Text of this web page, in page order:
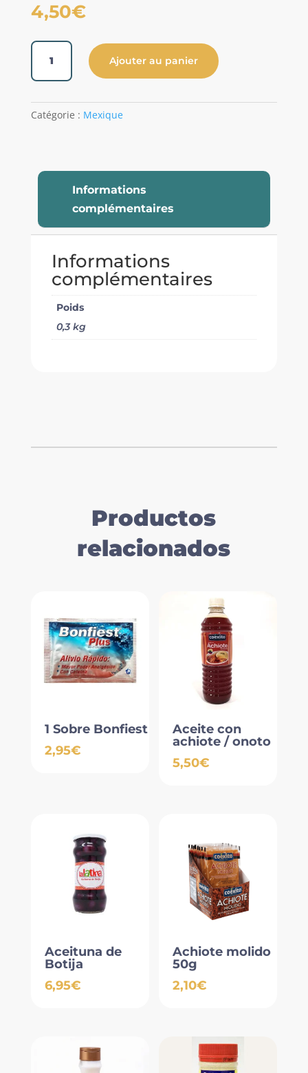
4,50€
quantité
Chile
Rojo
Ajouter au panier
Catégorie : Mexique
Informations
complémentaires
Informations
complémentaires
Poids
0,3 kg
Productos
relacionados
1 Sobre Bonfiest
2,95€
Aceite con
achiote / onoto
5,50€
Aceituna de
Botija
6,95€
Achiote molido
50g
2,10€